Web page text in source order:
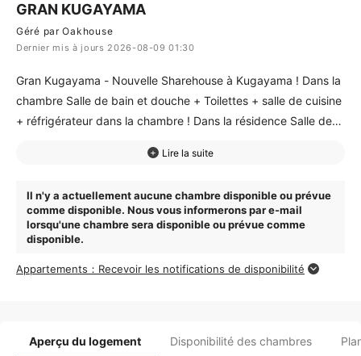
GRAN KUGAYAMA
Géré par Oakhouse
Dernier mis à jours 2026-08-09 01:30
Gran Kugayama - Nouvelle Sharehouse à Kugayama ! Dans la
chambre Salle de bain et douche + Toilettes + salle de cuisine
+ réfrigérateur dans la chambre ! Dans la résidence Salle de
quartier calme à 7 minutes à pied de la station la plus proche !
jusqu'à minuit ! 24 chambres individuelles ! Réservez vite !
Il n'y a actuellement aucune chambre disponible ou prévue
comme disponible. Nous vous informerons par e-mail
lorsqu'une chambre sera disponible ou prévue comme
disponible.
Appartements：Recevoir les notifications de disponibilité
Aperçu du logement Disponibilité des chambres